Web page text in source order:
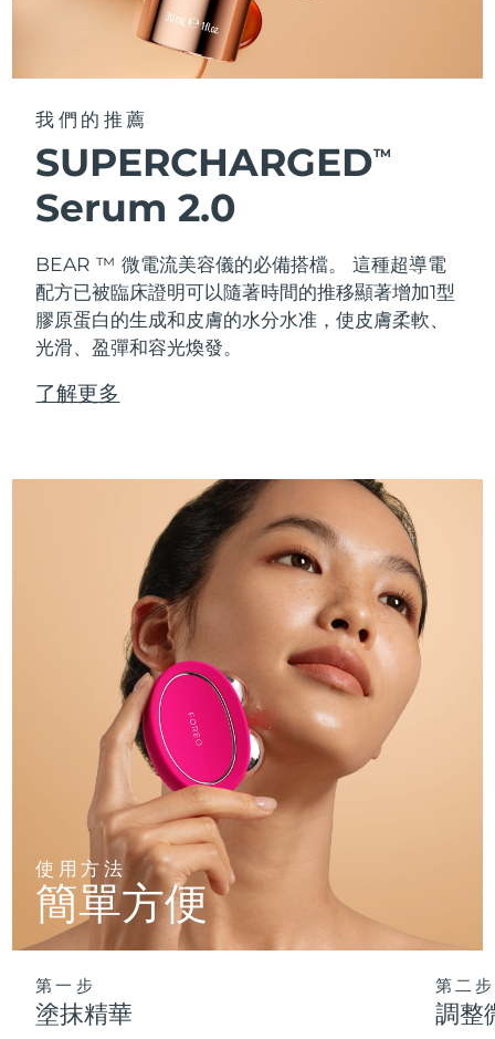
我們的推薦
SUPERCHARGEDTM
Serum 2.0
BEAR ™ 微電流美容儀的必備搭檔。 這種超導電
配方已被臨床證明可以隨著時間的推移顯著增加1型
膠原蛋白的生成和皮膚的水分水准，使皮膚柔軟、
光滑、盈彈和容光煥發。
了解更多
使用方法
簡單方便
第一步
塗抹精華
第二步
調整